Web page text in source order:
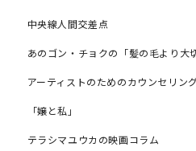
中央線人間交差点
あのゴン・チョクの「髪の毛より大
アーティストのためのカウンセリン
「嬢と私」
テラシマユウカの映画コラム